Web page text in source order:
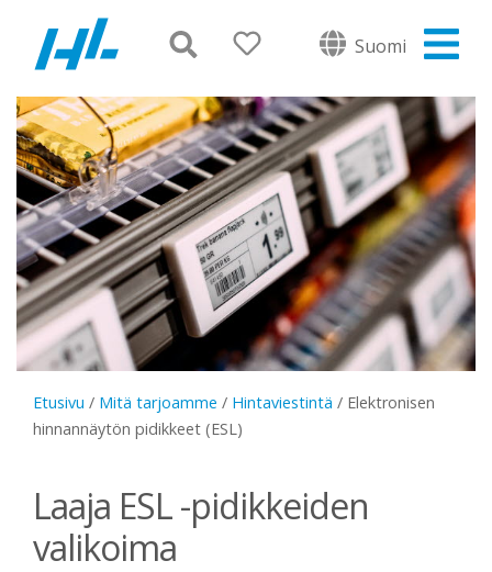
Suomi
Etusivu / Mitä tarjoamme / Hintaviestintä / Elektronisen
hinnannäytön pidikkeet (ESL)
Laaja ESL -pidikkeiden
valikoima